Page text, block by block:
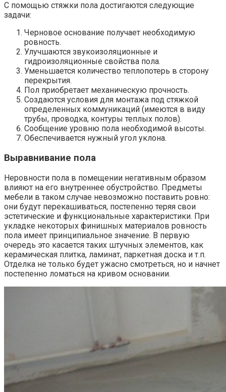
С помощью стяжки пола достигаются следующие
задачи:
Черновое основание получает необходимую
ровность.
Улучшаются звукоизоляционные и
гидроизоляционные свойства пола.
Уменьшается количество теплопотерь в сторону
перекрытия.
Пол приобретает механическую прочность.
Создаются условия для монтажа под стяжкой
определенных коммуникаций (имеются в виду
трубы, проводка, контуры теплых полов).
Сообщение уровню пола необходимой высоты.
Обеспечивается нужный угол уклона.
Выравнивание пола
Неровности пола в помещении негативным образом
влияют на его внутреннее обустройство. Предметы
мебели в таком случае невозможно поставить ровно:
они будут перекашиваться, постепенно теряя свои
эстетические и функциональные характеристики. При
укладке некоторых финишных материалов ровность
пола имеет принципиальное значение. В первую
очередь это касается таких штучных элементов, как
керамическая плитка, ламинат, паркетная доска и т.п.
Отделка не только будет ужасно смотреться, но и начнет
постепенно ломаться на кривом основании.